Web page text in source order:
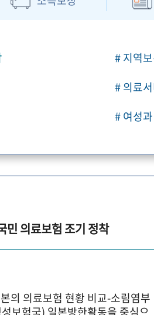
# 지역
# 의료
# 여성
민 의료보험 조기 정착
의 의료보험 현황 비교-소림염부